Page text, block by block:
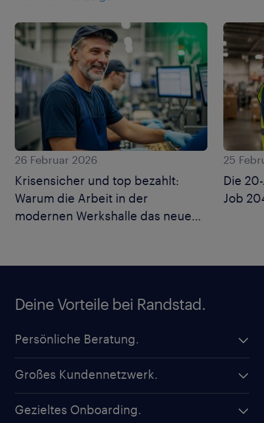
26 Februar 2026
Krisensicher und top bezahlt:
Warum die Arbeit in der
modernen Werkshalle das neue
25
Die
Job
Deine Vorteile bei Randstad.
Persönliche Beratung.
dich da und beraten dich zu deinen persönlichen
Karrieremöglichkeiten.
Großes Kundennetzwerk.
an renommierten Kunden in ganz Österreich
Gezieltes Onboarding.